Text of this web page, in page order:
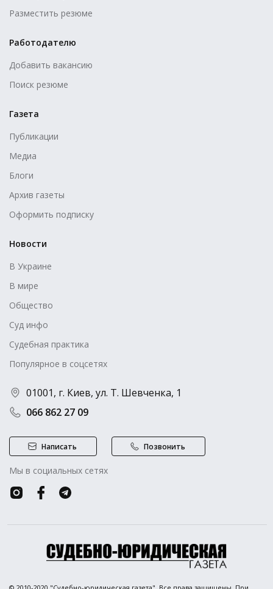
Разместить резюме
Работодателю
Добавить вакансию
Поиск резюме
Газета
Публикации
Медиа
Блоги
Архив газеты
Оформить подписку
Новости
В Украине
В мире
Общество
Суд инфо
Судебная практика
Популярное в соцсетях
066 862 27 09
01001, г. Киев, ул. Т. Шевченка, 1
Написать Позвонить
Мы в социальных сетях